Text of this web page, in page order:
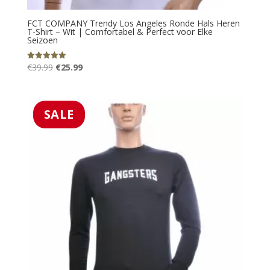
FCT COMPANY Trendy Los Angeles Ronde Hals Heren
T-Shirt – Wit | Comfortabel & Perfect voor Elke
Seizoen
Gewaardeerd
5.00
€39.99 Oorspronkelijke
€39.99.
€25.99Huidige
€25.99.
SALE